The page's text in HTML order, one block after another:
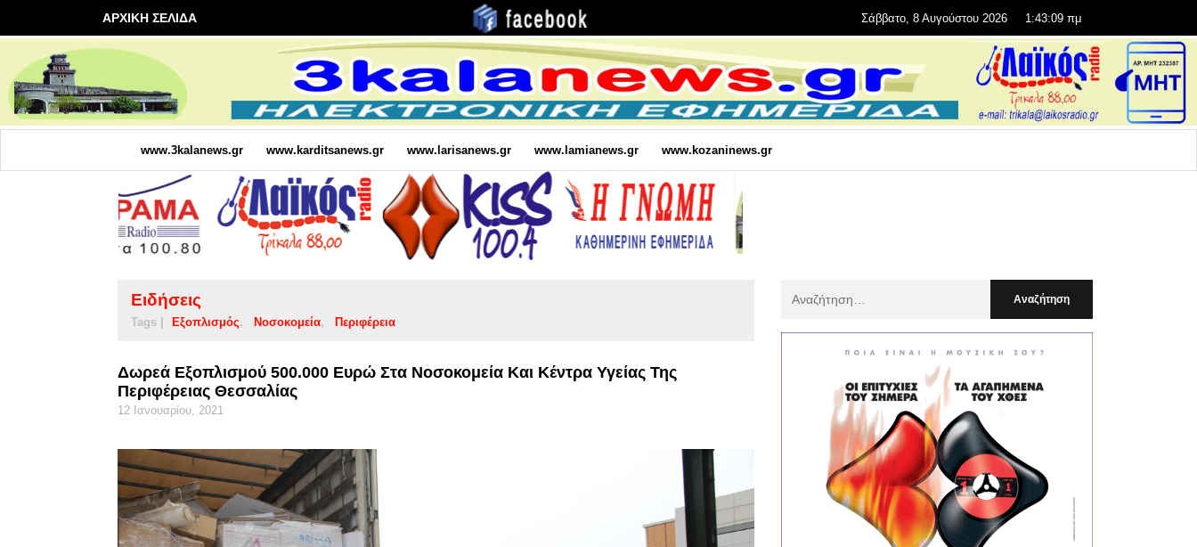
ΑΡΧΙΚΗ ΣΕΛΙΔΑ Σάββατο, 8 Αυγούστου 2026 1:43:10 πμ
www.3kalanews.gr www.karditsanews.gr www.larisanews.gr www.lamianews.gr www.kozaninews.gr
Ειδήσεις
Tags | Εξοπλισμός Νοσοκομεία Περιφέρεια
Δωρεά Εξοπλισμού 500.000 Ευρώ Στα Νοσοκομεία Και Κέντρα Υγείας Της
Περιφέρειας Θεσσαλίας
12 Ιανουαρίου, 2021
: